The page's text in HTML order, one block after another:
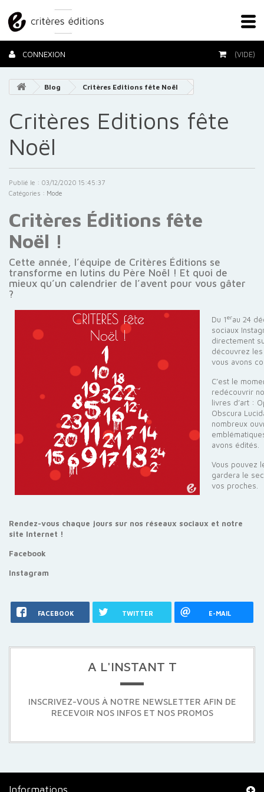
CONNEXION (VIDE)
Blog > >Critères Editions fête Noël
Critères Editions fête
Noël
Publié le : 03/12/2020 15:45:37
Catégories : Mode
Critères Éditions fête
Noël !
Cette année, l’équipe de Critères Éditions se
transforme en lutins du Père Noël ! Et quoi de
mieux qu’un calendrier de l’avent pour vous gâter
?
Du 1erau 24
sociaux
directement
découvrez
vous avons
C’est le
redécouvrir
livres d’art :
Obscura
nombreux
avons édités.
Vous pouvez
gardera le
vos proches.
Rendez-vous chaque jours sur nos réseaux sociaux et notre
site Internet !
Facebook
Instagram
FACEBOOK TWITTER E-MAIL
A L'INSTANT T
INSCRIVEZ-VOUS À NOTRE NEWSLETTER AFIN DE
RECEVOIR NOS INFOS ET NOS PROMOS
Informations